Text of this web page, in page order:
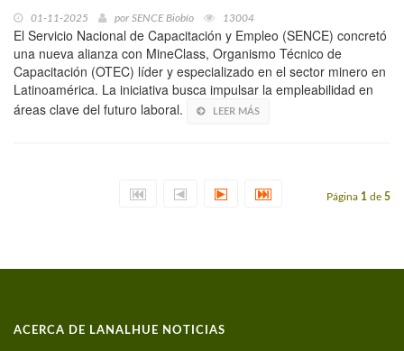
01-11-2025 por SENCE Biobío 13004
El Servicio Nacional de Capacitación y Empleo (SENCE) concretó
una nueva alianza con MineClass, Organismo Técnico de
Capacitación (OTEC) líder y especializado en el sector minero en
Latinoamérica. La iniciativa busca impulsar la empleabilidad en
áreas clave del futuro laboral.
LEER MÁS
Página 1 de 5
ACERCA DE LANALHUE NOTICIAS